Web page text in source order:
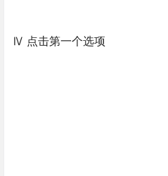
Ⅳ 点击第一个选项